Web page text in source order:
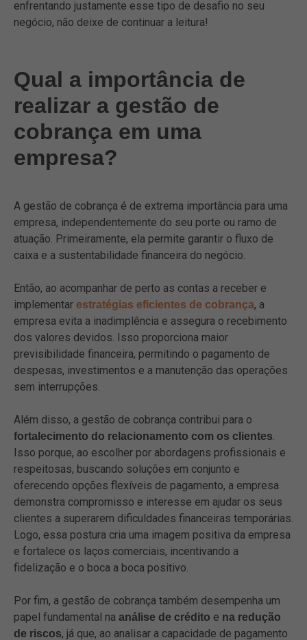
enfrentando justamente esse tipo de desafio no seu
negócio, não deixe de continuar a leitura!
Qual a importância de
realizar a gestão de
cobrança em uma
empresa?
A gestão de cobrança é de extrema importância para uma
empresa, independentemente do seu porte ou ramo de
atuação. Primeiramente, ela permite garantir o fluxo de
caixa e a sustentabilidade financeira do negócio.
Então, ao acompanhar de perto as contas a receber e
implementar estratégias eficientes de cobrança, a
empresa evita a inadimplência e assegura o recebimento
dos valores devidos. Isso proporciona maior
previsibilidade financeira, permitindo o pagamento de
despesas, investimentos e a manutenção das operações
sem interrupções.
Além disso, a gestão de cobrança contribui para o
fortalecimento do relacionamento com os clientes.
Isso porque, ao escolher por abordagens profissionais e
respeitosas, buscando soluções em conjunto e
oferecendo opções flexíveis de pagamento, a empresa
demonstra compromisso e interesse em ajudar os seus
clientes a superarem dificuldades financeiras temporárias.
Logo, essa postura cria uma imagem positiva da empresa
e fortalece os laços comerciais, incentivando a
fidelização e o boca a boca positivo.
Por fim, a gestão de cobrança também desempenha um
papel fundamental na análise de crédito e na redução
de riscos, já que, ao analisar a capacidade de pagamento